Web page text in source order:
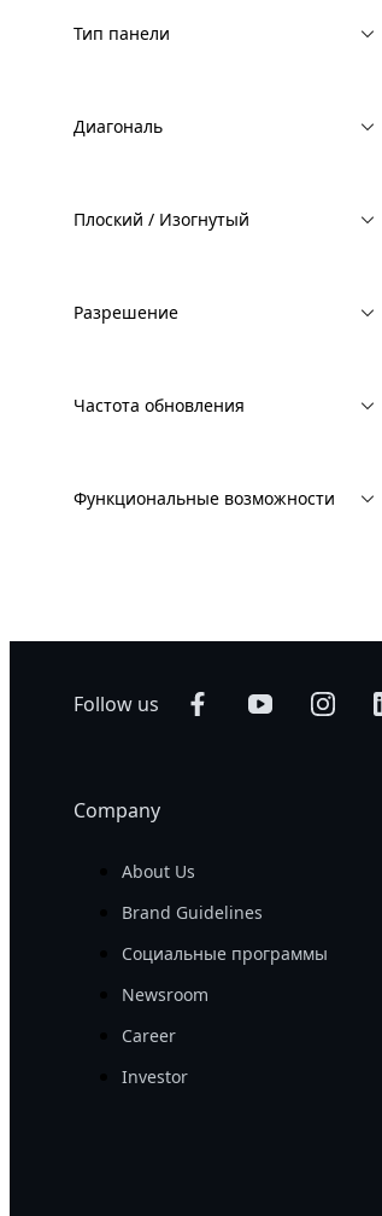
Тип панели
Диагональ
Плоский / Изогнутый
Разрешение
Частота обновления
Функциональные возможности
Follow us
Company
About Us
Brand Guidelines
Социальные программы
Newsroom
Career
Investor